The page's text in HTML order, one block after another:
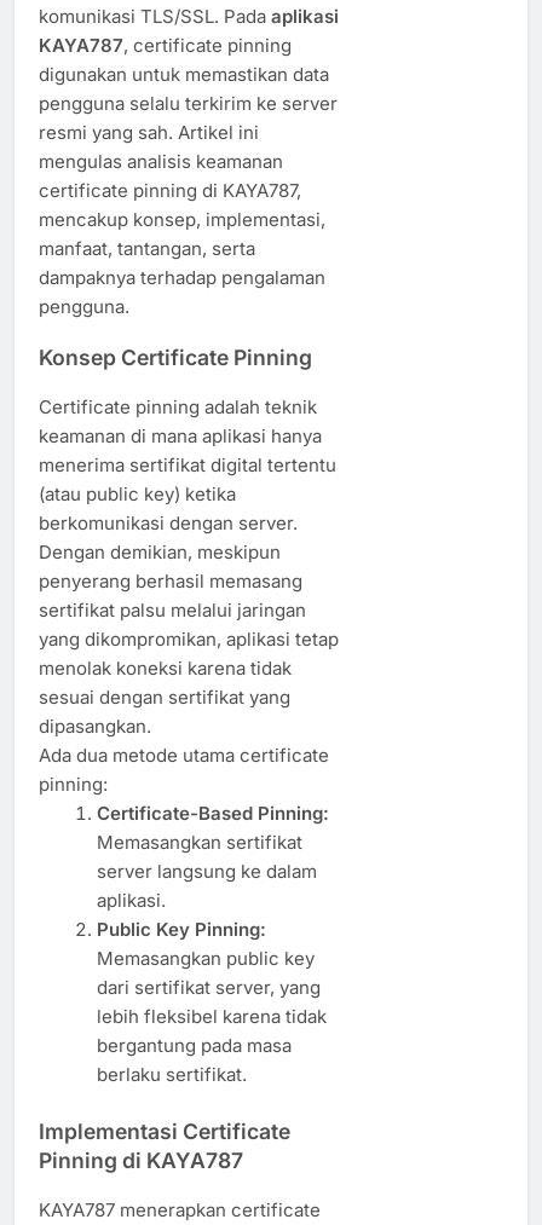
komunikasi TLS/SSL. Pada aplikasi
KAYA787, certificate pinning
digunakan untuk memastikan data
pengguna selalu terkirim ke server
resmi yang sah. Artikel ini
mengulas analisis keamanan
certificate pinning di KAYA787,
mencakup konsep, implementasi,
manfaat, tantangan, serta
dampaknya terhadap pengalaman
pengguna.
Konsep Certificate Pinning
Certificate pinning adalah teknik
keamanan di mana aplikasi hanya
menerima sertifikat digital tertentu
(atau public key) ketika
berkomunikasi dengan server.
Dengan demikian, meskipun
penyerang berhasil memasang
sertifikat palsu melalui jaringan
yang dikompromikan, aplikasi tetap
menolak koneksi karena tidak
sesuai dengan sertifikat yang
dipasangkan.
Ada dua metode utama certificate
pinning:
Certificate-Based Pinning:
Memasangkan sertifikat
server langsung ke dalam
aplikasi.
Public Key Pinning:
Memasangkan public key
dari sertifikat server, yang
lebih fleksibel karena tidak
bergantung pada masa
berlaku sertifikat.
Implementasi Certificate
Pinning di KAYA787
KAYA787 menerapkan certificate